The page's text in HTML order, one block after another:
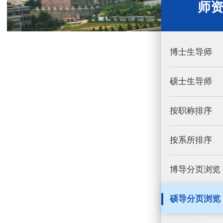
师
博士生导师
硕士生导师
按职称排序
按系所排序
博导分页浏览
硕导分页浏览